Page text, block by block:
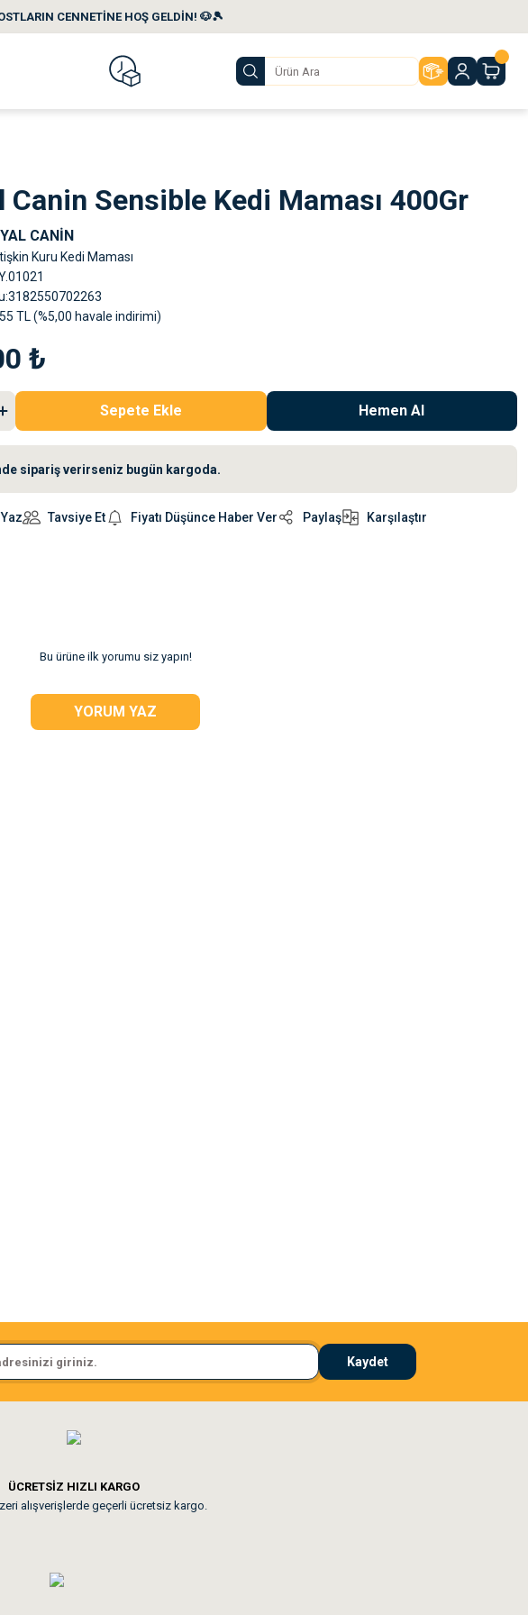
CENNETİNE HOŞ GELDİN! 🐶🎾
Canin Sensible Kedi Maması 400Gr
CANİN
Kuru Kedi Maması
3182550702263
TL (%5,00 havale indirimi)
₺
Sepete Ekle Hemen Al
sipariş verirseniz bugün kargoda.
Tavsiye Et Fiyatı Düşünce Haber Ver Paylaş Karşılaştır
Bu ürüne ilk yorumu siz yapın!
YORUM YAZ
tüm oyuncaklar mevcut
Kaydet
ÜCRETSİZ HIZLI KARGO
alışverişlerde geçerli ücretsiz kargo.